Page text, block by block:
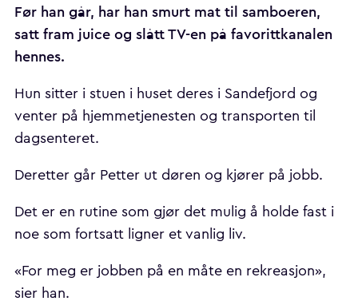
Før han går, har han smurt mat til samboeren,
satt fram juice og slått TV-en på favorittkanalen
hennes.
Hun sitter i stuen i huset deres i Sandefjord og
venter på hjemmetjenesten og transporten til
dagsenteret.
Deretter går Petter ut døren og kjører på jobb.
Det er en rutine som gjør det mulig å holde fast i
noe som fortsatt ligner et vanlig liv.
«For meg er jobben på en måte en rekreasjon»,
sier han.